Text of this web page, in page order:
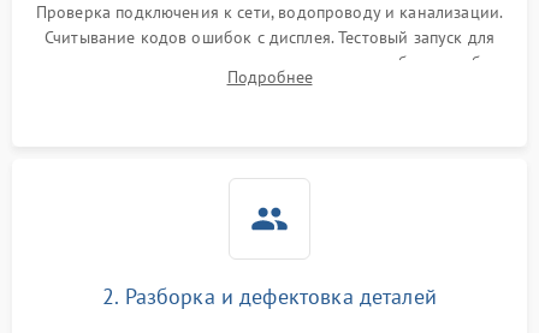
Проверка подключения к сети, водопроводу и канализации.
Считывание кодов ошибок с дисплея. Тестовый запуск для
выявления посторонних шумов, протечек или сбоев в работе
электронного модуля управления.
Подробнее
2. Разборка и дефектовка деталей